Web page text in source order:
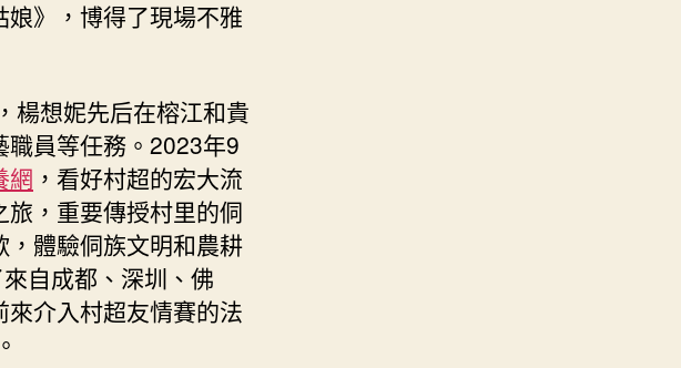
》，博得了現場不雅
楊想妮先后在榕江和貴
員等任務。2023年9
網 ，看好村超的宏大流
，重要傳授村里的侗
體驗侗族文明和農耕
自成都、深圳、佛
介入村超友情賽的法